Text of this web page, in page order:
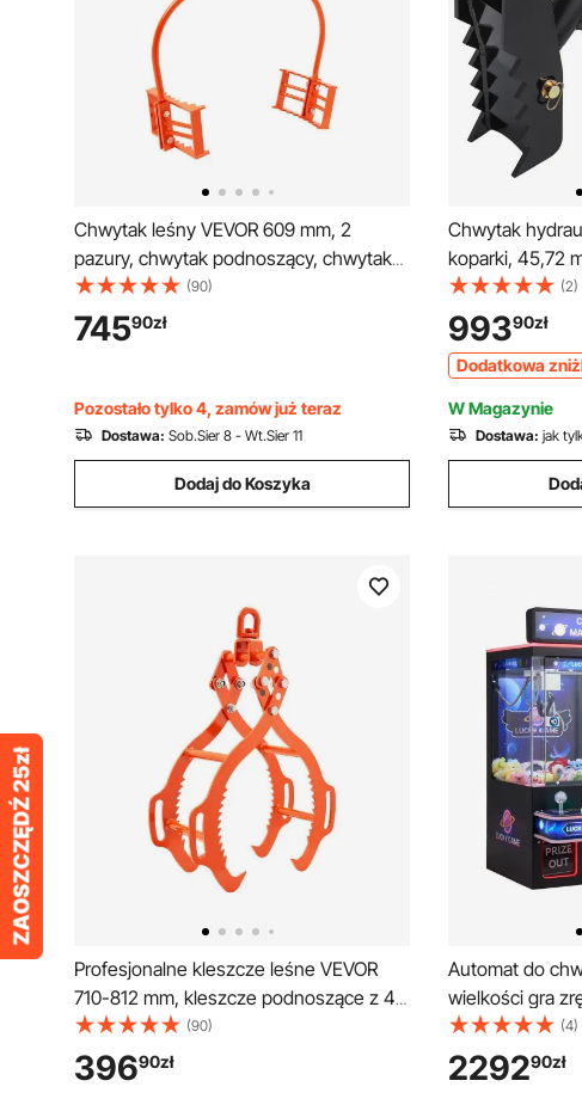
Chwytak leśny VEVOR 609 mm, 2
pazury, chwytak podnoszący, chwytak
ciągnący, chwytak do kłód, stalowy
chwytak do kłód, udźwig 500 kg,
konstrukcja z pazurami zębatymi,
i marmurowych
(90)
74590zł
Pozostało tylko 4, zamów już teraz
Dostawa: Sob.Sier 8 - Wt.Sier 11
Dodaj do Koszyka
Chwytak
koparki, 45,72
wytrzymały
spawana, z
mechaniczny
koparki/
(2)
99390zł
Dodatkowa
W Magazynie
Dostawa: jak
Profesjonalne kleszcze leśne VEVOR
710-812 mm, kleszcze podnoszące z 4
pazurami, obrotowe stalowe kleszcze
do drewna, udźwig 1000 kg, ząbkowane
pazury, chwytak do drewna, kleszcze
(90)
39690zł
Automat do
wielkości gra
światłem i
stalowe
chwytak,
(4)
229290zł